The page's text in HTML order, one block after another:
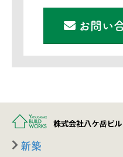
お問い
新築